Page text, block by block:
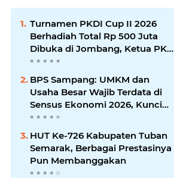
Turnamen PKDI Cup II 2026
Berhadiah Total Rp 500 Juta
Dibuka di Jombang, Ketua PKDI
Jatim Syaifullah Mahdi: Ajang
Komunikasi Antar-Kades untuk
Memajukan Desa
BPS Sampang: UMKM dan
Usaha Besar Wajib Terdata di
Sensus Ekonomi 2026, Kunci
Kebijakan Tepat Sasaran
HUT Ke-726 Kabupaten Tuban
Semarak, Berbagai Prestasinya
Pun Membanggakan